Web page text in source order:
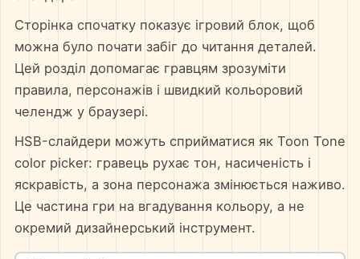
Сторінка спочатку показує ігровий блок, щоб
можна було почати забіг до читання деталей.
Цей розділ допомагає гравцям зрозуміти
правила, персонажів і швидкий кольоровий
челендж у браузері.
HSB-слайдери можуть сприйматися як Toon Tone
color picker: гравець рухає тон, насиченість і
яскравість, а зона персонажа змінюється наживо.
Це частина гри на вгадування кольору, а не
окремий дизайнерський інструмент.